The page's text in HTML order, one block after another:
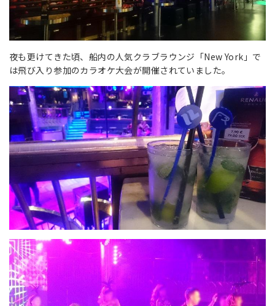
夜も更けてきた頃、船内の人気クラブラウンジ「New York」で
は飛び入り参加のカラオケ大会が開催されていました。